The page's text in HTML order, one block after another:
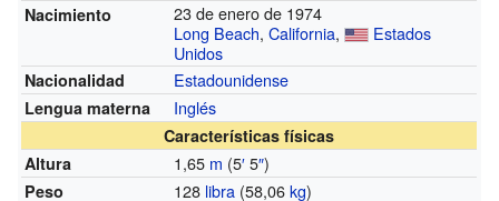
Nacimiento
23 de enero de 1974
Long Beach,California,
Estados
Unidos
Nacionalidad Estadounidense
Lengua materna Inglés
Características físicas
Altura
1,65 m (5′5″)
Peso 128 libra (58,06kg)